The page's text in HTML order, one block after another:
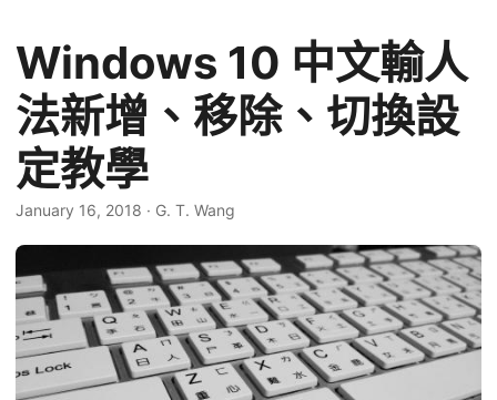
Windows 10 中文輸人
法新增、移除、切換設
定教學
January 16, 2018 · G. T. Wang